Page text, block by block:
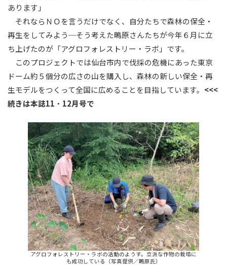
あります」
それならＮＯを言うだけでなく、自分たちで森林の保全・
再生をしてみよう─そう考えた鴫原さんたちが今年６月に立
ち上げたのが「アグロフォレストリー・ラボ」です。
このプロジェクトでは仙台市内で伐採の危機にあった東京
ドーム約５個分の広さの山を購入し、森林の新しい保全・再
生モデルをつくって全国に広めることを目指しています。 <<<
続きは本誌11 ・ 12月号で
アグロフォレストリー・ラボの活動のようす。立派な作物の栽培に
も成功している（写真提供／鴫原氏）